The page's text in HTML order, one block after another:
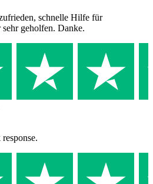
schnelle Hilfe für
geholfen. Danke.